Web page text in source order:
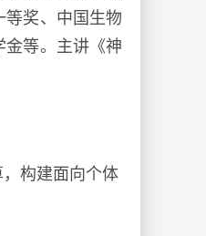
等奖、中国生物
金等。主讲《神
构建面向个体